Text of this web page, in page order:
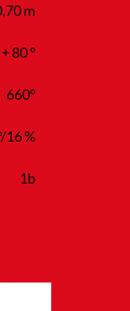
m
80 °
660°
16 %
1b